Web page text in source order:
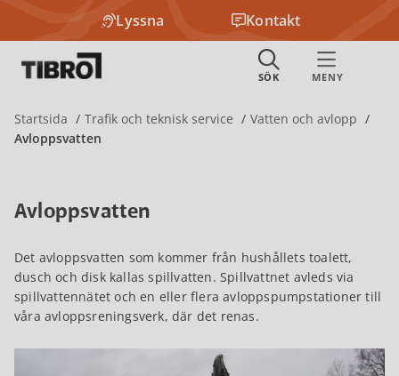
Lyssna Kontakt
Startsida Trafik och teknisk service
Vatten och avlopp
Avloppsvatten
Avloppsvatten
Det avloppsvatten som kommer från hushållets toalett,
dusch och disk kallas spillvatten. Spillvattnet avleds via
spillvattennätet och en eller flera avloppspumpstationer till
våra avloppsreningsverk, där det renas.